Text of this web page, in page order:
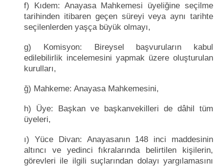
f) Kıdem: Anayasa Mahkemesi üyeliğine seçilme
tarihinden itibaren geçen süreyi veya aynı tarihte
seçilenlerden yaşça büyük olmayı,
g) Komisyon: Bireysel başvuruların kabul
edilebilirlik incelemesini yapmak üzere oluşturulan
kurulları,
ğ) Mahkeme: Anayasa Mahkemesini,
h) Üye: Başkan ve başkanvekilleri de dâhil tüm
üyeleri,
ı) Yüce Divan: Anayasanın 148 inci maddesinin
altıncı ve yedinci fıkralarında belirtilen kişilerin,
görevleri ile ilgili suçlarından dolayı yargılamasını